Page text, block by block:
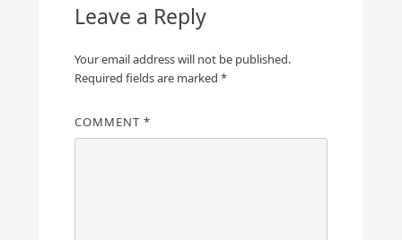
Leave a Reply
Your email address will not be published.
Required fields are marked *
COMMENT *